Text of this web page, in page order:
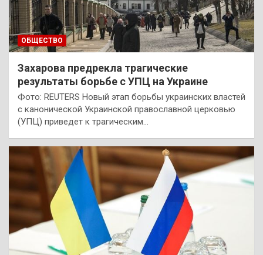
ОБЩЕСТВО
Захарова предрекла трагические
результаты борьбе с УПЦ на Украине
Фото: REUTERS Новый этап борьбы украинских властей
с канонической Украинской православной церковью
(УПЦ) приведет к трагическим…